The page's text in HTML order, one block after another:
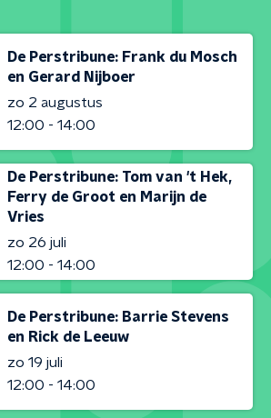
De Perstribune: Frank du Mosch
en Gerard Nijboer
zo 2 augustus
12:00 - 14:00
De Perstribune: Tom van 't Hek,
Ferry de Groot en Marijn de
Vries
zo 26 juli
12:00 - 14:00
De Perstribune: Barrie Stevens
en Rick de Leeuw
zo 19 juli
12:00 - 14:00